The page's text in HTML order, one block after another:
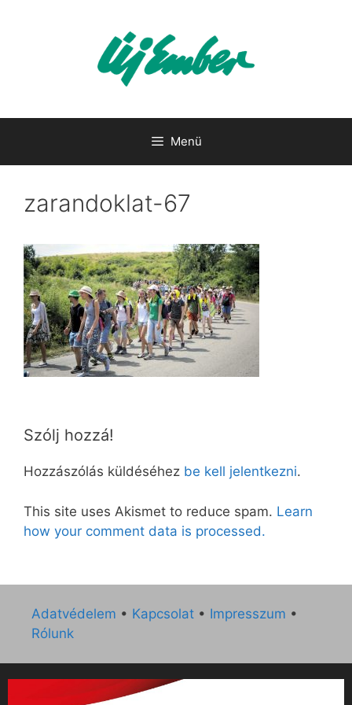
Menü
zarandoklat-67
Szólj hozzá!
Hozzászólás küldéséhez be kell jelentkezni.
This site uses Akismet to reduce spam. Learn
how your comment data is processed.
Adatvédelem • Kapcsolat • Impresszum •
Rólunk